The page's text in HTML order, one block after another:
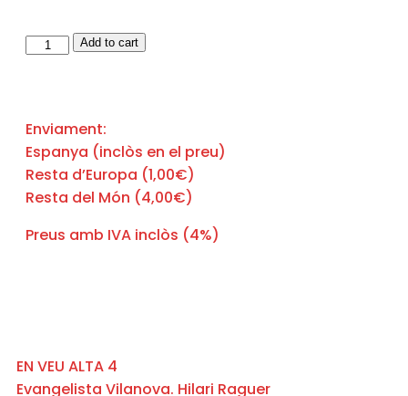
Add to cart
Enviament:
Espanya (inclòs en el preu)
Resta d’Europa (1,00€)
Resta del Món (4,00€)
Preus amb IVA inclòs (4%)
EN VEU ALTA 4
Evangelista Vilanova. Hilari Raguer